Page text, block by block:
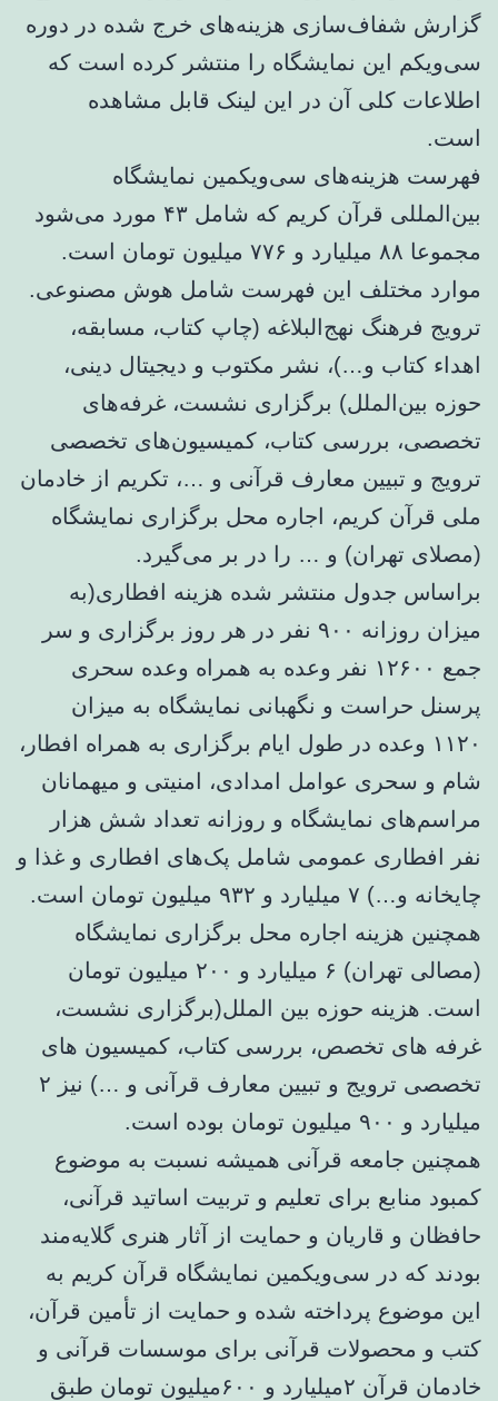
گزارش شفاف‌سازی هزینه‌های خرج شده در دوره
سی‌ویکم این نمایشگاه را منتشر کرده است که
اطلاعات کلی آن در این لینک قابل مشاهده
است.
فهرست هزینه‌های سی‌ویکمین نمایشگاه
بین‌المللی قرآن کریم که شامل ۴۳ مورد می‌شود
مجموعا ۸۸ میلیارد و ۷۷۶ میلیون تومان است.
موارد مختلف این فهرست شامل هوش مصنوعی.
ترویج فرهنگ نهج‌البلاغه (چاپ کتاب، مسابقه،
اهداء کتاب و…)، نشر مکتوب و دیجیتال دینی،
حوزه بین‌الملل) برگزاری نشست، غرفه‌های
تخصصی، بررسی کتاب، کمیسیون‌های تخصصی
ترویج و تبیین معارف قرآنی و …، تکریم از خادمان
ملی قرآن کریم، اجاره محل برگزاری نمایشگاه
(مصلای تهران) و … را در بر می‌گیرد.
براساس جدول منتشر شده هزینه افطاری(به
میزان روزانه ۹۰۰ نفر در هر روز برگزاری و سر
جمع ۱۲۶۰۰ نفر وعده به همراه وعده سحری
پرسنل حراست و نگهبانی نمایشگاه به میزان
۱۱۲۰ وعده در طول ایام برگزاری به همراه افطار،
شام و سحری عوامل امدادی، امنیتی و میهمانان
مراسم‌های نمایشگاه و روزانه تعداد شش هزار
نفر افطاری عمومی شامل پک‌های افطاری و غذا و
چایخانه و…) ۷ میلیارد و ۹۳۲ میلیون تومان است.
همچنین هزینه اجاره محل برگزاری نمایشگاه
(مصالی تهران) ۶ میلیارد و ۲۰۰ میلیون تومان
است. هزینه حوزه بین الملل(برگزاری نشست،
غرفه های تخصص، بررسی کتاب، کمیسیون های
تخصصی ترویج و تبیین معارف قرآنی و …) نیز ۲
میلیارد و ۹۰۰ میلیون تومان بوده است.
همچنین جامعه قرآنی همیشه نسبت به موضوع
کمبود منابع برای تعلیم و تربیت اساتید قرآنی،
حافظان و قاریان و حمایت از آثار هنری گلایه‌مند
بودند که در سی‌ویکمین نمایشگاه قرآن کریم به
این موضوع پرداخته شده و حمایت از تأمین قرآن،
کتب و محصولات قرآنی برای موسسات قرآنی و
خادمان قرآن ۲میلیارد و ۶۰۰میلیون تومان طبق